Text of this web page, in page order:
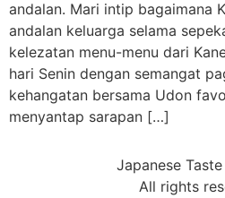
andalan. Mari intip bagaimana
andalan keluarga selama
kelezatan menu-menu dari
hari Senin dengan semangat
kehangatan bersama Udon
menyantap sarapan […]
Japanese
All rights